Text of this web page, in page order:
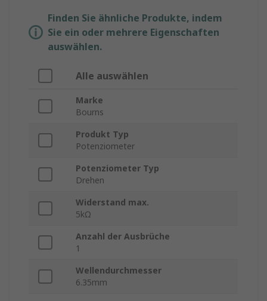
Finden Sie ähnliche Produkte, indem
Sie ein oder mehrere Eigenschaften
auswählen.
Alle auswählen
Marke
Bourns
Produkt Typ
Potenziometer
Potenziometer Typ
Drehen
Widerstand max.
5kΩ
Anzahl der Ausbrüche
1
Wellendurchmesser
6.35mm